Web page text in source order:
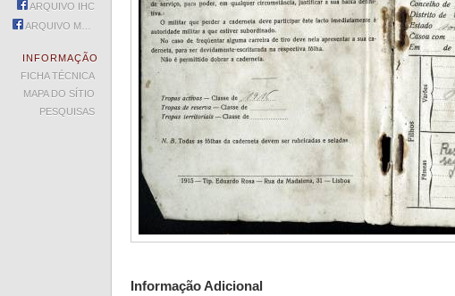
Informação Adicional
ARQUIVO IHC
ARQUIVO MEMÓRIAS
INFORMAÇÃO
FICHA TÉCNICA
MAPA DO SÍTIO
PESQUISAS